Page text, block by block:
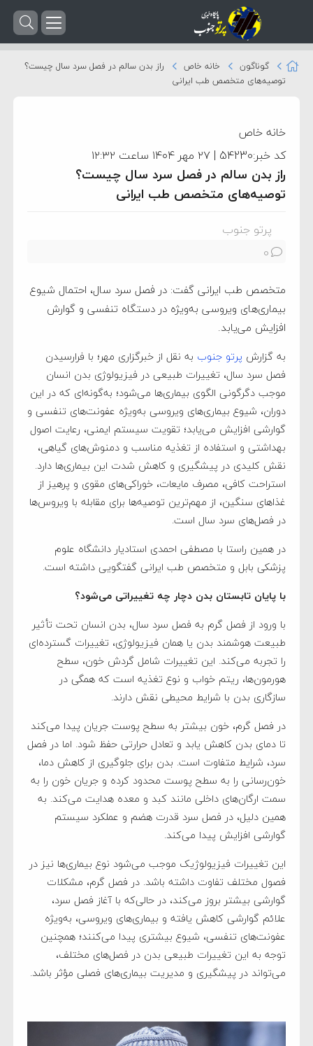
گوناگون خانه خاص
راز بدن سالم در فصل سرد سال چیست؟
توصیه‌های متخصص طب ایرانی
خانه خاص
کد خبر:54230 | ۲۷ مهر ۱۴۰۴ ساعت ۱۲:۳۲
راز بدن سالم در فصل سرد سال چیست؟
توصیه‌های متخصص طب ایرانی
پرتو جنوب
0
متخصص طب ایرانی گفت: در فصل سرد سال، احتمال شیوع
بیماری‌های ویروسی به‌ویژه در دستگاه تنفسی و گوارش
افزایش می‌یابد.
به گزارش پرتو جنوب به نقل از خبرگزاری مهر؛ با فرارسیدن
فصل سرد سال، تغییرات طبیعی در فیزیولوژی بدن انسان
موجب دگرگونی الگوی بیماری‌ها می‌شود؛ به‌گونه‌ای که در این
دوران، شیوع بیماری‌های ویروسی به‌ویژه عفونت‌های تنفسی و
گوارشی افزایش می‌یابد؛ تقویت سیستم ایمنی، رعایت اصول
بهداشتی و استفاده از تغذیه مناسب و دمنوش‌های گیاهی،
نقش کلیدی در پیشگیری و کاهش شدت این بیماری‌ها دارد.
استراحت کافی، مصرف مایعات، خوراکی‌های مقوی و پرهیز از
غذاهای سنگین، از مهم‌ترین توصیه‌ها برای مقابله با ویروس‌ها
در فصل‌های سرد سال است.
در همین راستا با مصطفی احمدی استادیار دانشگاه علوم
پزشکی بابل و متخصص طب ایرانی گفتگویی داشته است.
با پایان تابستان بدن دچار چه تغییراتی می‌شود؟
با ورود از فصل گرم به فصل سرد سال، بدن انسان تحت تأثیر
طبیعت هوشمند بدن یا همان فیزیولوژی، تغییرات گسترده‌ای
را تجربه می‌کند. این تغییرات شامل گردش خون، سطح
هورمون‌ها، ریتم خواب و نوع تغذیه است که همگی در
سازگاری بدن با شرایط محیطی نقش دارند.
در فصل گرم، خون بیشتر به سطح پوست جریان پیدا می‌کند
تا دمای بدن کاهش یابد و تعادل حرارتی حفظ شود. اما در فصل
سرد، شرایط متفاوت است. بدن برای جلوگیری از کاهش دما،
خون‌رسانی را به سطح پوست محدود کرده و جریان خون را به
سمت ارگان‌های داخلی مانند کبد و معده هدایت می‌کند. به
همین دلیل، در فصل سرد قدرت هضم و عملکرد سیستم
گوارشی افزایش پیدا می‌کند.
این تغییرات فیزیولوژیک موجب می‌شود نوع بیماری‌ها نیز در
فصول مختلف تفاوت داشته باشد. در فصل گرم، مشکلات
گوارشی بیشتر بروز می‌کند، در حالی‌که با آغاز فصل سرد،
علائم گوارشی کاهش یافته و بیماری‌های ویروسی، به‌ویژه
عفونت‌های تنفسی، شیوع بیشتری پیدا می‌کنند؛ همچنین
توجه به این تغییرات طبیعی بدن در فصل‌های مختلف،
می‌تواند در پیشگیری و مدیریت بیماری‌های فصلی مؤثر باشد.